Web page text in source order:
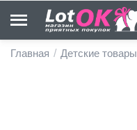
Главная / Детские товары